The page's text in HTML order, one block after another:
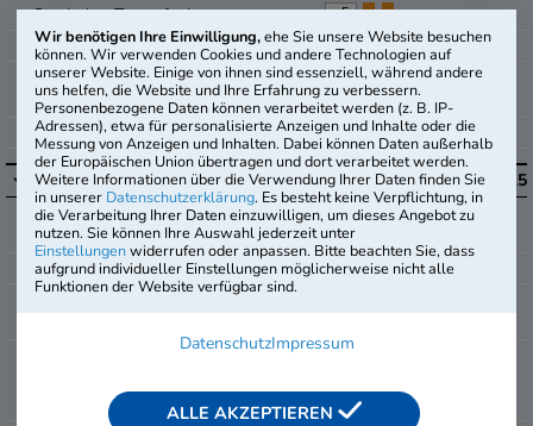
Wir benötigen Ihre Einwilligung,ehe Sie unsere Website besuchen
können. Wir verwenden Cookies und andere Technologien auf
unserer Website. Einige von ihnen sind essenziell, während andere
uns helfen, die Website und Ihre Erfahrung zu verbessern.
Personenbezogene Daten können verarbeitet werden (z. B. IP-
Adressen), etwa für personalisierte Anzeigen und Inhalte oder die
Messung von Anzeigen und Inhalten. Dabei können Daten außerhalb
der Europäischen Union übertragen und dort verarbeitet werden.
Weitere Informationen über die Verwendung Ihrer Daten finden Sie
in unserer Datenschutzerklärung. Es besteht keine Verpflichtung, in
die Verarbeitung Ihrer Daten einzuwilligen, um dieses Angebot zu
nutzen. Sie können Ihre Auswahl jederzeit unter
Einstellungenwiderrufen oder anpassen. Bitte beachten Sie, dass
aufgrund individueller Einstellungen möglicherweise nicht alle
Funktionen der Website verfügbar sind.
DatenschutzImpressum
ALLE AKZEPTIEREN
Gemischte Textaufgaben
+ -
Textaufgaben mit Dreisatz
+ -
Textaufgaben mit
Diagramm
+ -
Geometrie mit Skizzen + -
Sprachbeherrschung i 15
15
Rechtschreibung und
Grammatik
+ -
Zeichensetzung + -
Diktat (prüfergeführt, freie